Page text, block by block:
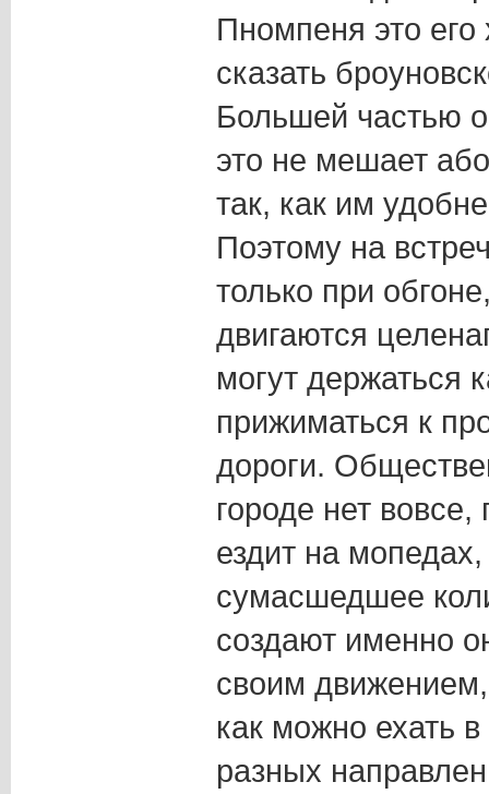
Пномпеня это его
сказать
Большей частью
это не мешает
так, как им
Поэтому на
только при
двигаются
могут держаться
прижиматься к
дороги.
городе нет
ездит на
сумасшедшее
создают именно
своим
как можно ехать в
разных